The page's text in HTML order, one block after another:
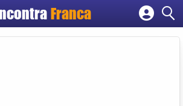
Franca
Cadastrar empresa